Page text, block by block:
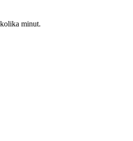
minut.